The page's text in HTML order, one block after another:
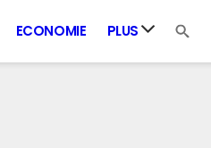
ECONOMIE PLUS